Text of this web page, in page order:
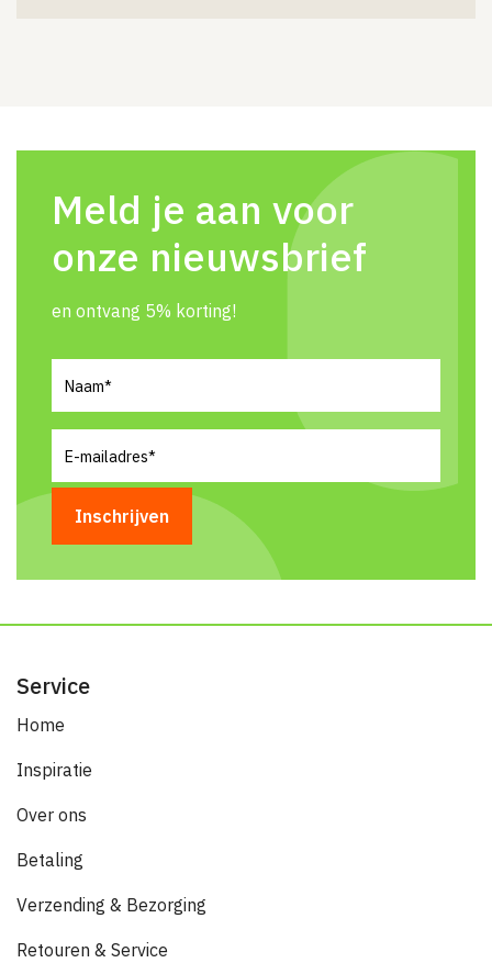
Meld je aan voor
onze nieuwsbrief
en ontvang 5% korting!
mailadres(Vereist)
Service
Home
Inspiratie
Over ons
Betaling
Verzending & Bezorging
Retouren & Service